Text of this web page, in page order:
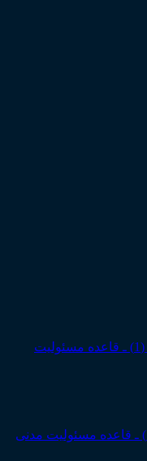
تحلیل اقتصادی حقوق مسئولیت مدنی (۱) ـ قاعده مسئولیت مدنی